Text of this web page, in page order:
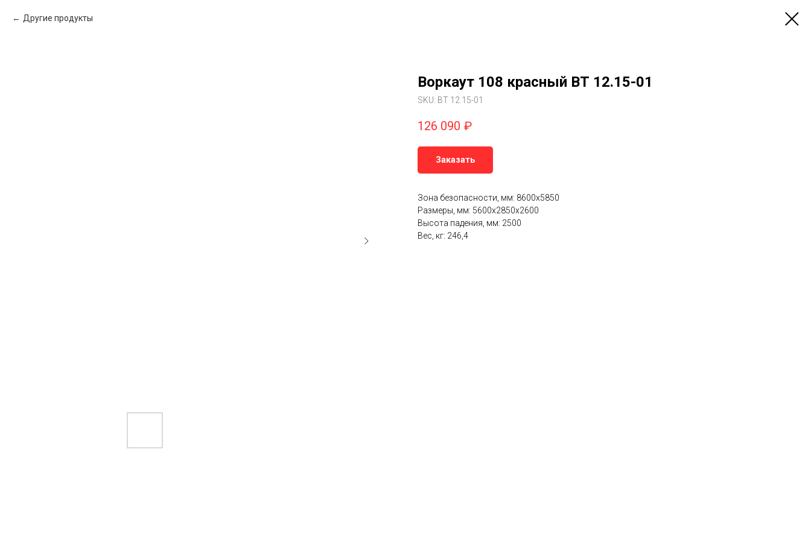
Другие продукты
Воркаут 108 красный ВТ 12.15-01
SKU: ВТ 12.15-01
126 090 ₽
Заказать
Зона безопасности, мм: 8600х5850
Размеры, мм: 5600х2850х2600
Высота падения, мм: 2500
Вес, кг: 246,4